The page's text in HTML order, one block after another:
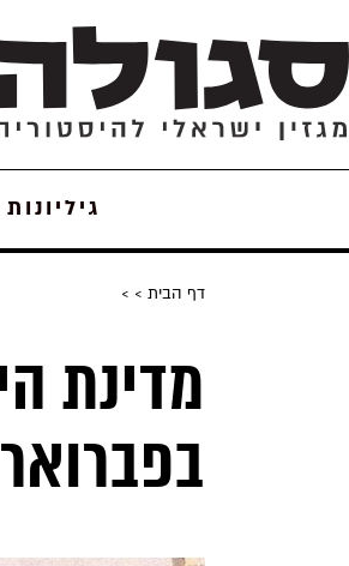
to
content
גיליונות
דף הבית >
>
בפברואר 1896